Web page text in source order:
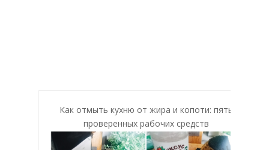
Как отмыть кухню от жира и копоти: пять
проверенных рабочих средств